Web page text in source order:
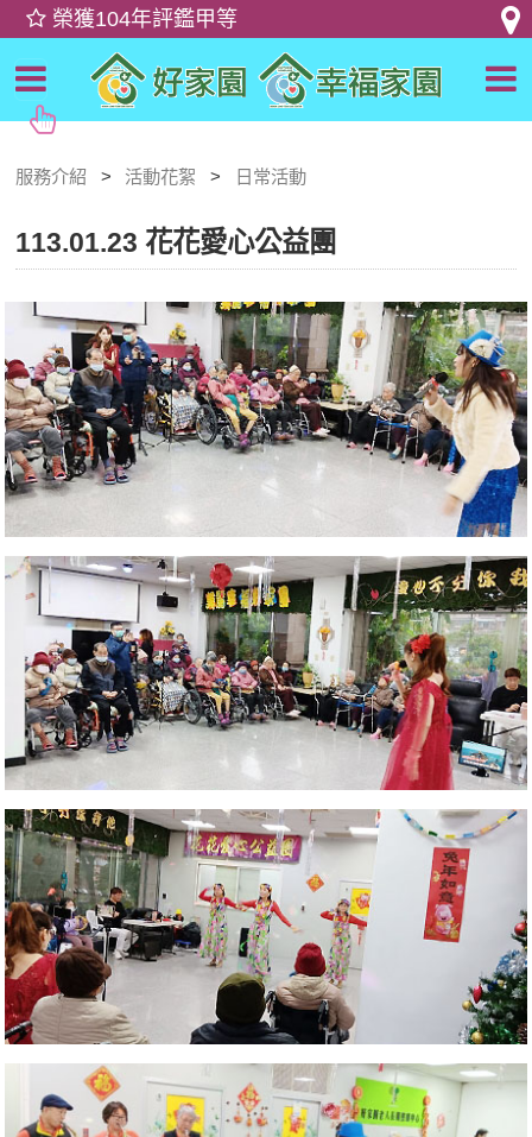
服務介紹 活動花絮 日常活動
113.01.23 花花愛心公益團